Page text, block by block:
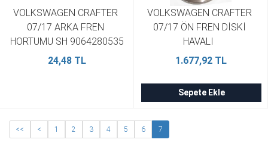
VOLKSWAGEN CRAFTER
07/17 ARKA FREN
HORTUMU SH 9064280535
24,48 TL
VOLKSWAGEN CRAFTER
07/17 ÖN FREN DİSKİ
HAVALI
308X29,3X76,15X55,2X5 1
Adet)
1.677,92 TL
Sepete Ekle
<< < 1 2 3 4 5 6 7